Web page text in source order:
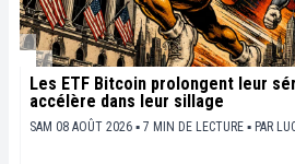
Les ETF Bitcoin prolongent leur
accélère dans leur sillage
SAM 08 AOÛT 2026 ▪ 7 MIN DE LECTURE ▪ PAR